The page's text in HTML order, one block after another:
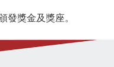
發獎金及獎座。